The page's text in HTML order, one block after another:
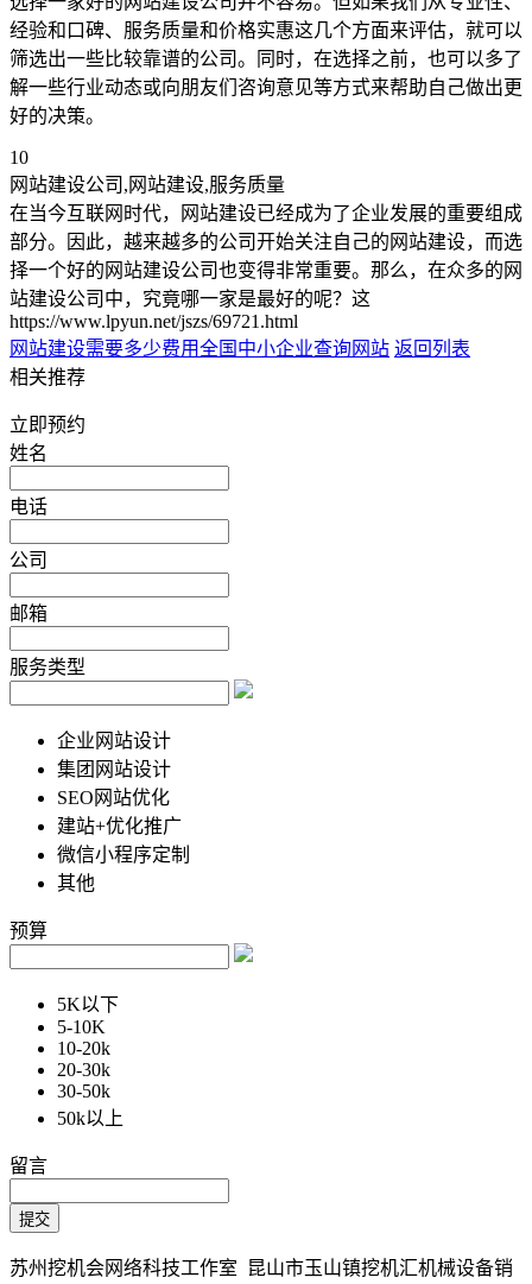
经验和口碑、服务质量和价格实惠这几个方面来评估，就可以
筛选出一些比较靠谱的公司。同时，在选择之前，也可以多了
解一些行业动态或向朋友们咨询意见等方式来帮助自己做出更
好的决策。
10
网站建设公司,网站建设,服务质量
在当今互联网时代，网站建设已经成为了企业发展的重要组成
部分。因此，越来越多的公司开始关注自己的网站建设，而选
择一个好的网站建设公司也变得非常重要。那么，在众多的网
站建设公司中，究竟哪一家是最好的呢？这
https://www.lpyun.net/jszs/69721.html
网站建设需要多少费用全国中小企业查询网站 返回列表
相关推荐
立即预约
姓名
电话
公司
邮箱
服务类型
企业网站设计
集团网站设计
SEO网站优化
建站+优化推广
微信小程序定制
其他
预算
5K以下
5-10K
10-20k
20-30k
30-50k
50k以上
留言
苏州挖机会网络科技工作室 昆山市玉山镇挖机汇机械设备销